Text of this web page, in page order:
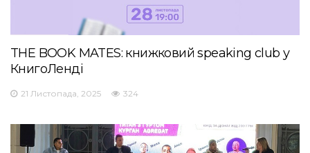
THE BOOK MATES: книжковий speaking club у
КнигоЛенді
21 Листопада, 2025 324